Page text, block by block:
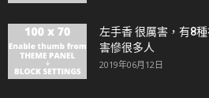
左手香 很厲害，有8
害慘很多人
2019年06月12日